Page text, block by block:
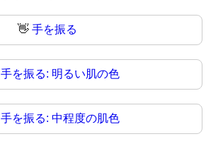
👋 手を振る
手を振る: 明るい肌の色
手を振る: 中程度の肌色